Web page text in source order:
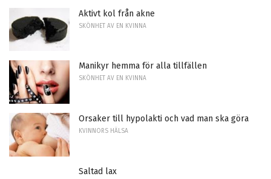
Aktivt kol från akne
SKÖNHET AV EN KVINNA
Manikyr hemma för alla tillfällen
SKÖNHET AV EN KVINNA
Orsaker till hypolakti och vad man ska göra
KVINNORS HÄLSA
Saltad lax